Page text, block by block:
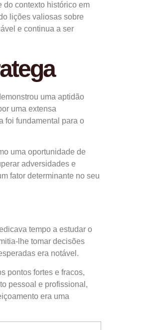
do contexto histórico em
lições valiosas sobre
e continua a ser
uma aptidão
uma extensa
foi fundamental para o
uma oportunidade de
adversidades e
fator determinante no seu
tempo a estudar o
lhe tomar decisões
era notável.
pontos fortes e fracos,
pessoal e profissional,
era uma